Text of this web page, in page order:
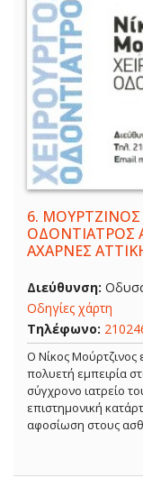
6. ΜΟΥΡΤΖΙΝΟΣ
ΟΔΟΝΤΙΑΤΡΟΣ
ΑΧΑΡΝΕΣ
Διεύθυνση:
Οδηγίες χάρτη
Τηλέφωνο:
Ο Νίκος Μούρτζινος
πολυετή εμπειρία
σύγχρονο ιατρείο
επιστημονική
αφοσίωση στους